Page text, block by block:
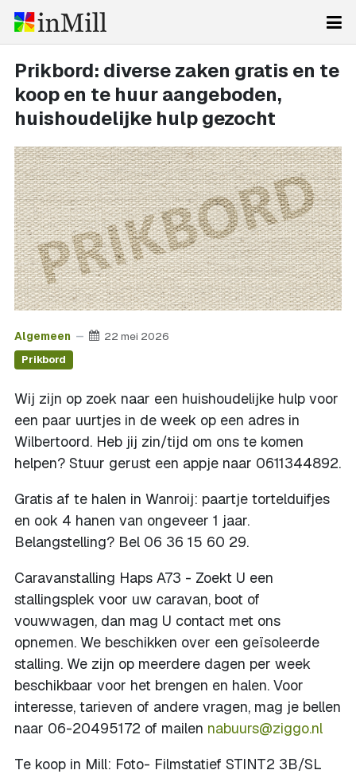
Prikbord: diverse zaken gratis en te
koop en te huur aangeboden,
huishoudelijke hulp gezocht
Algemeen 22 mei 2026
Prikbord
Wij zijn op zoek naar een huishoudelijke hulp voor
een paar uurtjes in de week op een adres in
Wilbertoord. Heb jij zin/tijd om ons te komen
helpen? Stuur gerust een appje naar 0611344892.
Gratis af te halen in Wanroij: paartje tortelduifjes
en ook 4 hanen van ongeveer 1 jaar.
Belangstelling? Bel 06 36 15 60 29.
Caravanstalling Haps A73 - Zoekt U een
stallingsplek voor uw caravan, boot of
vouwwagen, dan mag U contact met ons
opnemen. We beschikken over een geïsoleerde
stalling. We zijn op meerdere dagen per week
beschikbaar voor het brengen en halen. Voor
interesse, tarieven of andere vragen, mag je bellen
naar 06-20495172 of mailen nabuurs@ziggo.nl
Te koop in Mill: Foto- Filmstatief STINT2 3B/SL